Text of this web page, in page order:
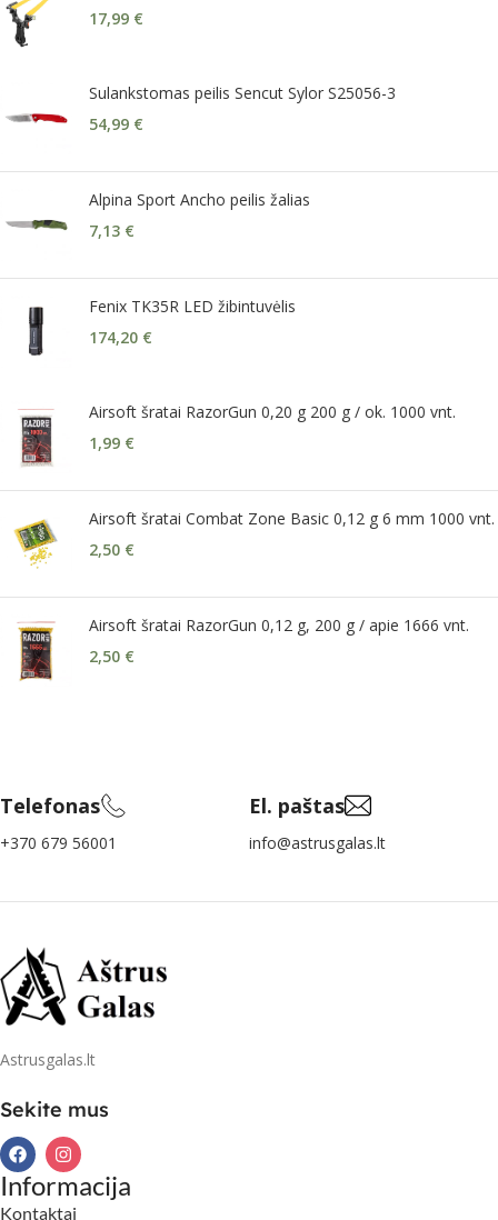
17,99 €
Sulankstomas peilis Sencut Sylor S25056-3
54,99 €
Alpina Sport Ancho peilis žalias
7,13 €
Fenix TK35R LED žibintuvėlis
174,20 €
Airsoft šratai RazorGun 0,20 g 200 g / ok. 1000 vnt.
1,99 €
Airsoft šratai Combat Zone Basic 0,12 g 6 mm 1000 vnt.
2,50 €
Airsoft šratai RazorGun 0,12 g, 200 g / apie 1666 vnt.
2,50 €
Telefonas
+370 679 56001
El. paštas
info@astrusgalas.lt
Astrusgalas.lt
Sekite mus
Informacija
Kontaktai